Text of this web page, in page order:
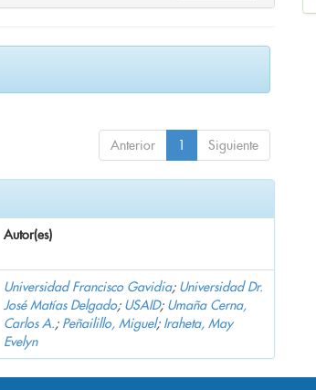
Anterior 1 Siguiente
Autor(es)
Universidad Francisco Gavidia; Universidad Dr.
José Matías Delgado; USAID; Umaña Cerna,
Carlos A.; Peñailillo, Miguel; Iraheta, May
Evelyn